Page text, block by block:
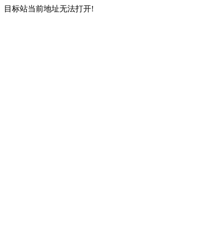
目标站当前地址无法打开!